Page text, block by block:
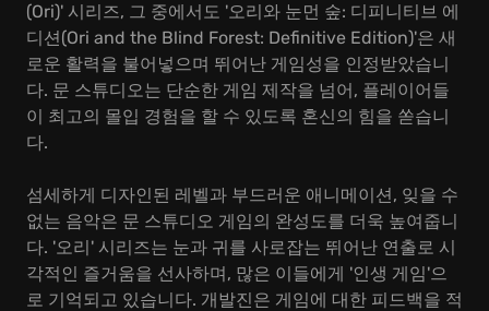
(Ori)' 시리즈, 그 중에서도 '오리와 눈먼 숲: 디피니티브 에
디션(Ori and the Blind Forest: Definitive Edition)'은 새
로운 활력을 불어넣으며 뛰어난 게임성을 인정받았습니
다. 문 스튜디오는 단순한 게임 제작을 넘어, 플레이어들
이 최고의 몰입 경험을 할 수 있도록 혼신의 힘을 쏟습니
다.
섬세하게 디자인된 레벨과 부드러운 애니메이션, 잊을 수
없는 음악은 문 스튜디오 게임의 완성도를 더욱 높여줍니
다. '오리' 시리즈는 눈과 귀를 사로잡는 뛰어난 연출로 시
각적인 즐거움을 선사하며, 많은 이들에게 '인생 게임'으
로 기억되고 있습니다. 개발진은 게임에 대한 피드백을 적